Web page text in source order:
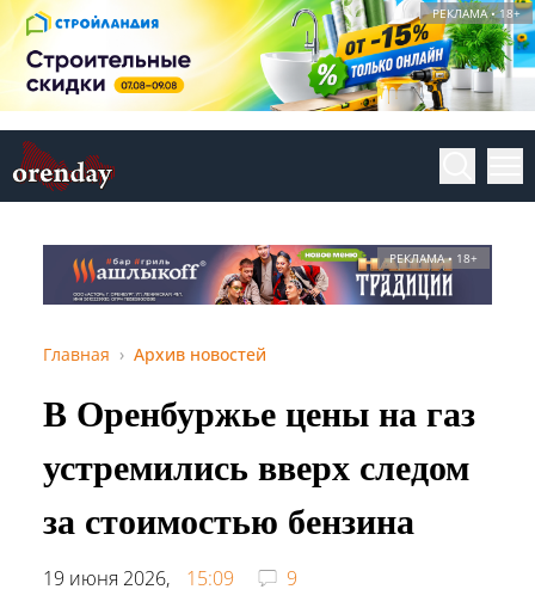
РЕКЛАМА • 18+
РЕКЛАМА • 18+
Главная Архив новостей
В Оренбуржье цены на газ
устремились вверх следом
за стоимостью бензина
19 июня 2026, 15:09
9